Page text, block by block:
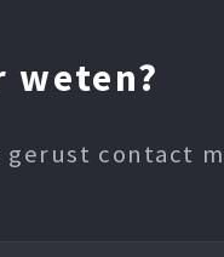
weten?
gerust contact